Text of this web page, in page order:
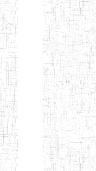
Chercher:
Type